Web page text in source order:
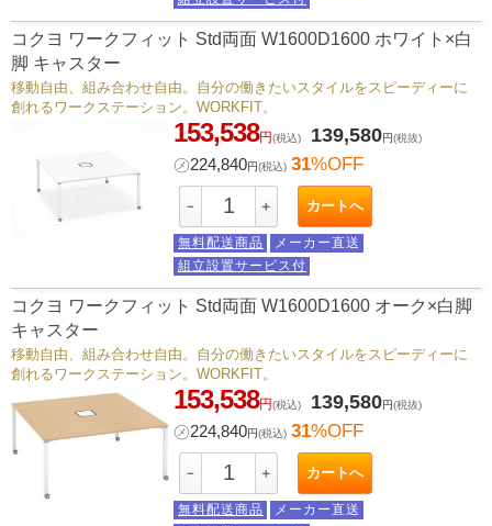
コクヨ ワークフィット Std両面 W1600D1600 ホワイト×白
脚 キャスター
移動自由、組み合わせ自由。自分の働きたいスタイルをスピーディーに
創れるワークステーション。WORKFIT。
153,538円(税込) 139,580円(税抜)
㋱224,840円(税込) 31%OFF
－ ＋ カートへ
無料配送商品
メーカー直送
組立設置サービス付
コクヨ ワークフィット Std両面 W1600D1600 オーク×白脚
キャスター
移動自由、組み合わせ自由。自分の働きたいスタイルをスピーディーに
創れるワークステーション。WORKFIT。
153,538円(税込) 139,580円(税抜)
㋱224,840円(税込) 31%OFF
－ ＋ カートへ
無料配送商品
メーカー直送